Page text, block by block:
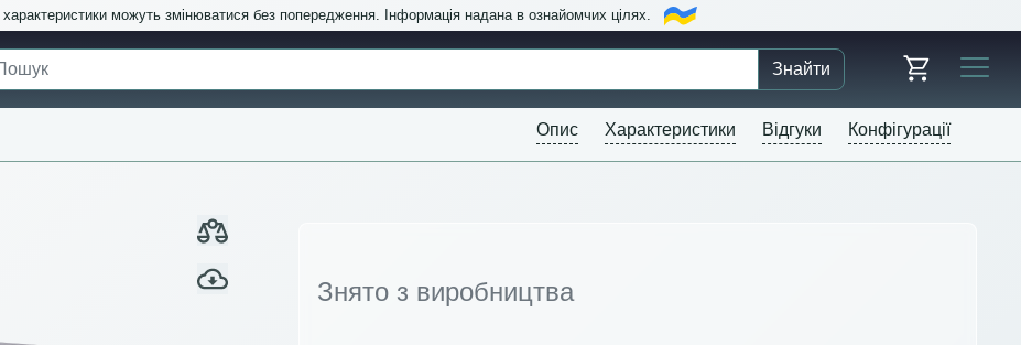
характеристики можуть змінюватися без попередження. Інформація надана в ознайомчих цілях.
Знайти
Опис Характеристики Відгуки Конфігурації
Знято з виробництва